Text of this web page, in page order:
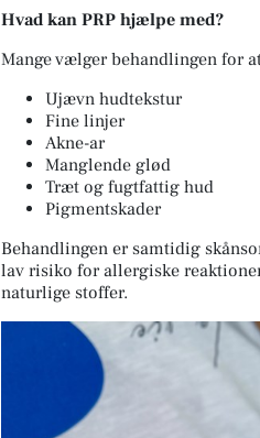
Hvad kan PRP hjælpe med?
Mange vælger behandlingen for
Ujævn hudtekstur
Fine linjer
Akne-ar
Manglende glød
Træt og fugtfattig hud
Pigmentskader
Behandlingen er samtidig
lav risiko for allergiske
naturlige stoffer.